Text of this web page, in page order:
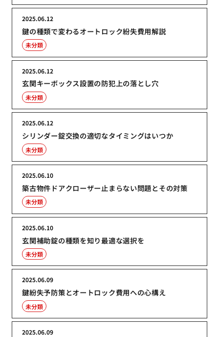
鍵の種類で変わるオートロック紛失費用解説
2025.06.12
未分類
玄関キーボックス設置の防犯上の落とし穴
2025.06.12
未分類
シリンダー錠交換の適切なタイミングはいつか
2025.06.12
未分類
築古物件ドアクローザー止まらない問題とその対策
2025.06.10
未分類
玄関補助錠の種類を知り最適な選択を
2025.06.10
未分類
鍵紛失予防策とオートロック費用への心構え
2025.06.09
未分類
2025.06.09